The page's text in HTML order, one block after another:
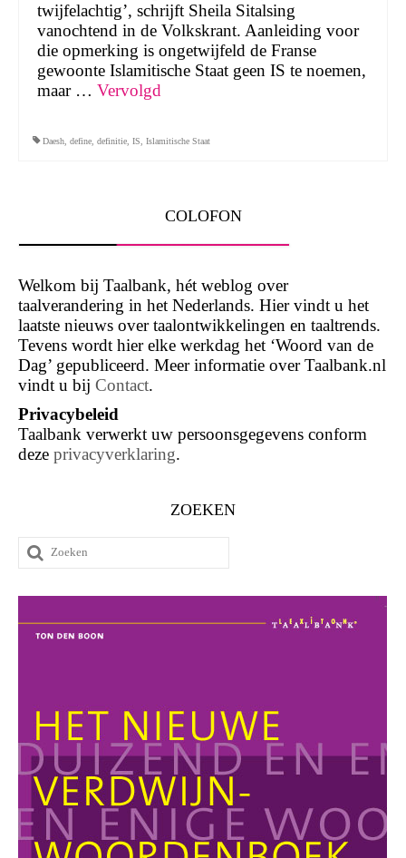
twijfelachtig’, schrijft Sheila Sitalsing
vanochtend in de Volkskrant. Aanleiding voor
die opmerking is ongetwijfeld de Franse
gewoonte Islamitische Staat geen IS te noemen,
maar … Vervolgd
Daesh define definitie IS Islamitische Staat
COLOFON
Welkom bij Taalbank, hét weblog over
taalverandering in het Nederlands. Hier vindt u het
laatste nieuws over taalontwikkelingen en taaltrends.
Tevens wordt hier elke werkdag het ‘Woord van de
Dag’ gepubliceerd. Meer informatie over Taalbank.nl
vindt u bij Contact.
Privacybeleid
Taalbank verwerkt uw persoonsgegevens conform
deze privacyverklaring.
ZOEKEN
Zoeken
naar: